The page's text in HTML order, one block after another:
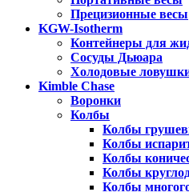
Прецизионные весы
KGW-Isotherm
Контейнеры для
Сосуды Дьюара
Холодовые
Kimble Chase
Воронки
Колбы
Колбы
Колбы
Колбы
Колбы
Колбы